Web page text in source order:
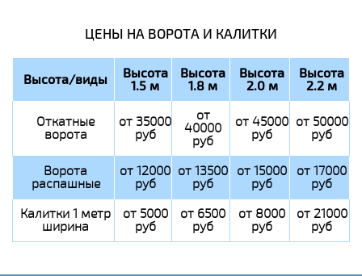
ЦЕНЫ НА ВОРОТА И КАЛИТКИ
Высота/виды Высота
1.5 м
Высота
1.8 м
Высота
2.0 м
Высота
2.2 м
Откатные
ворота
от 35000
руб
от
40000
руб
от 45000
руб
от 50000
руб
Ворота
распашные
от 12000
руб
от 13500
руб
от 15000
руб
от 17000
руб
Калитки 1 метр
ширина
от 5000
руб
от 6500
руб
от 8000
руб
от 21000
руб